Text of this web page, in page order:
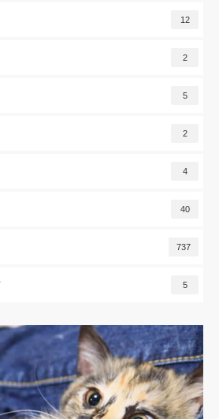
12
2
5
2
4
40
737
5